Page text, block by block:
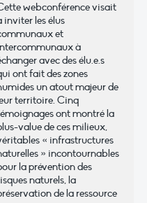
webconférence visait
inviter les élus
et
à
avec des élu.e.s
ont fait des zones
un atout majeur de
territoire. Cinq
ont montré la
value de ces milieux,
« infrastructures
» incontournables
la prévention des
naturels, la
de la ressource